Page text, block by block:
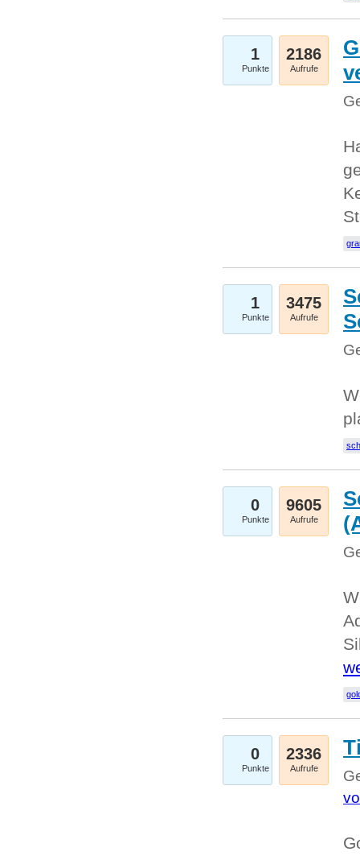
1
Punkte
2186
Aufrufe
1
Punkte
3475
Aufrufe
0
Punkte
9605
Aufrufe
0
Punkte
2336
Aufrufe